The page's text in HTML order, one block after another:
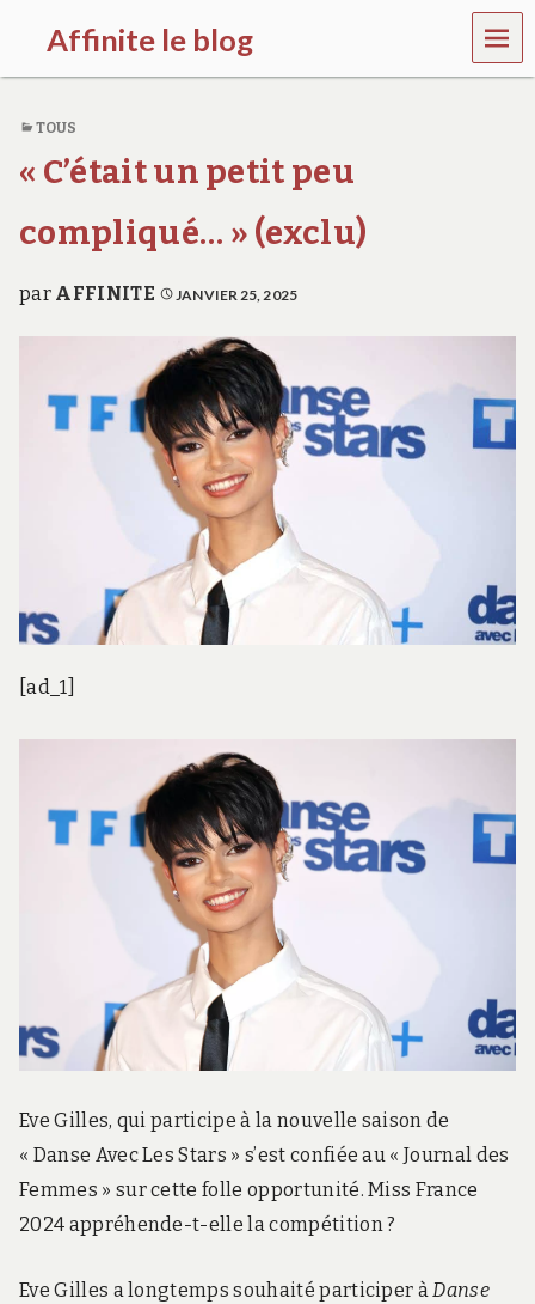
Affinite le blog
e
p
u
s
i
MEN
U
TOUS
« C’était un petit peu
compliqué… » (exclu)
par AFFINITE JANVIER 25, 2025
[ad_1]
Eve Gilles, qui participe à la nouvelle saison de
« Danse Avec Les Stars » s’est confiée au « Journal des
Femmes » sur cette folle opportunité. Miss France
2024 appréhende-t-elle la compétition ?
Eve Gilles a longtemps souhaité participer àDanse